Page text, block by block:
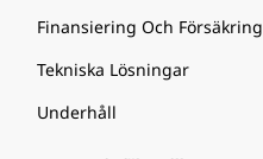
Finansiering Och Försäkring
Tekniska Lösningar
Underhåll